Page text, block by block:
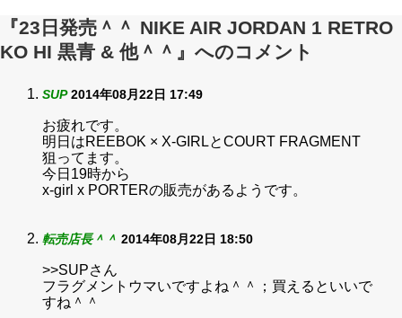
『23日発売＾＾ NIKE AIR JORDAN 1 RETRO
KO HI 黒青 & 他＾＾』へのコメント
SUP 2014年08月22日 17:49
お疲れです。
明日はREEBOK × X-GIRLとCOURT FRAGMENT
狙ってます。
今日19時から
x-girl x PORTERの販売があるようです。
転売店長＾＾ 2014年08月22日 18:50
>>SUPさん
フラグメントウマいですよね＾＾；買えるといいで
すね＾＾